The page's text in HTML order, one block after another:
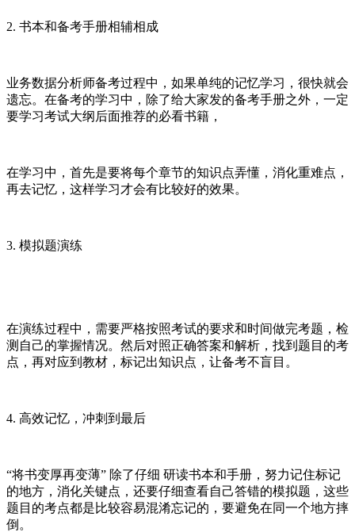
2. 书本和备考手册相辅相成
业务数据分析师备考过程中，如果单纯的记忆学习，很快就会
遗忘。在备考的学习中，除了给大家发的备考手册之外，一定
要学习考试大纲后面推荐的必看书籍，
在学习中，首先是要将每个章节的知识点弄懂，消化重难点，
再去记忆，这样学习才会有比较好的效果。
3. 模拟题演练
在演练过程中，需要严格按照考试的要求和时间做完考题，检
测自己的掌握情况。然后对照正确答案和解析，找到题目的考
点，再对应到教材，标记出知识点，让备考不盲目。
4. 高效记忆，冲刺到最后
“将书变厚再变薄” 除了仔细 研读书本和手册，努力记住标记
的地方，消化关键点，还要仔细查看自己答错的模拟题，这些
题目的考点都是比较容易混淆忘记的，要避免在同一个地方摔
倒。